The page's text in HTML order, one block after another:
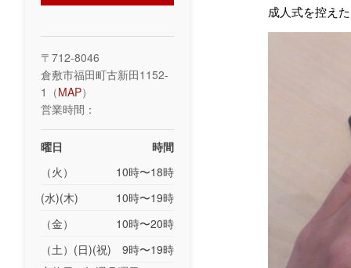
成人式を控え
〒712-8046
倉敷市福田町古新田1152-
1（MAP）
営業時間：
曜日
時間
（火）
10時〜18時
(水)(木)
10時〜19時
（金）
10時〜20時
（土）(日)(祝)
9時〜19時